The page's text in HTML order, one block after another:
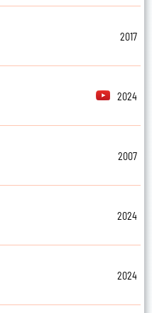
2017
2024
2007
2024
2024